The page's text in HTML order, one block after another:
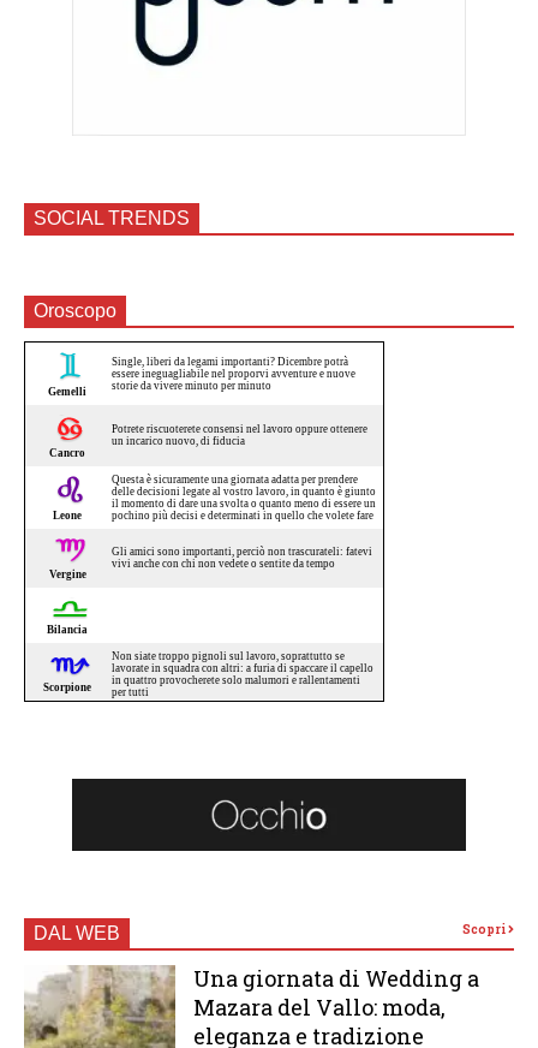
SOCIAL TRENDS
Oroscopo
DAL WEB Scopri
Una giornata di Wedding a
Mazara del Vallo: moda,
eleganza e tradizione